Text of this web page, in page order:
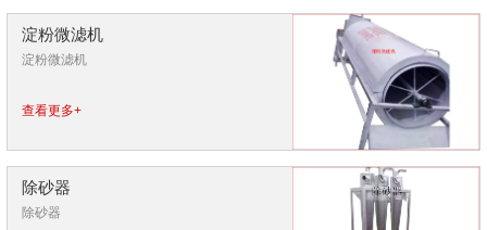
淀粉微滤机
淀粉微滤机
查看更多+
除砂器
除砂器